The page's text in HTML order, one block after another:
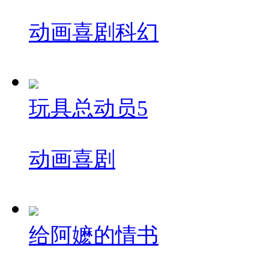
动画喜剧 科幻
玩具总动员5
动画喜剧
给阿嬷的情书